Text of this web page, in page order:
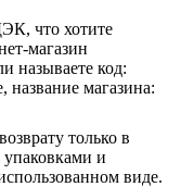
что хотите
магазин
называете код:
название магазина:
только в
и
виде.